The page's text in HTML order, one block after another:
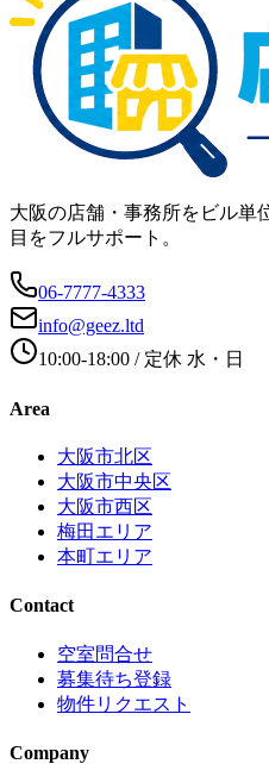
大阪の店舗・事務所をビル単
目をフルサポート。
06-7777-4333
info@geez.ltd
10:00-18:00 / 定休 水・日
Area
大阪市北区
大阪市中央区
大阪市西区
梅田エリア
本町エリア
Contact
空室問合せ
募集待ち登録
物件リクエスト
Company